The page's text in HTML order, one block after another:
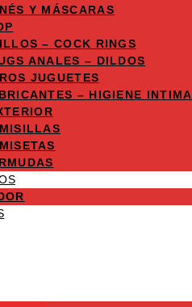
Y MÁSCARAS
– COCK RINGS
ANALES – DILDOS
JUGUETES
– HIGIENE INTIMA